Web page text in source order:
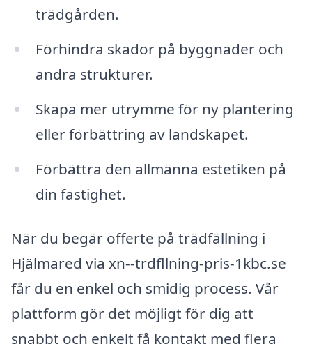
trädgården.
Förhindra skador på byggnader och
andra strukturer.
Skapa mer utrymme för ny plantering
eller förbättring av landskapet.
Förbättra den allmänna estetiken på
din fastighet.
När du begär offerte på trädfällning i
Hjälmared via xn--trdfllning-pris-1kbc.se
får du en enkel och smidig process. Vår
plattform gör det möjligt för dig att
snabbt och enkelt få kontakt med flera